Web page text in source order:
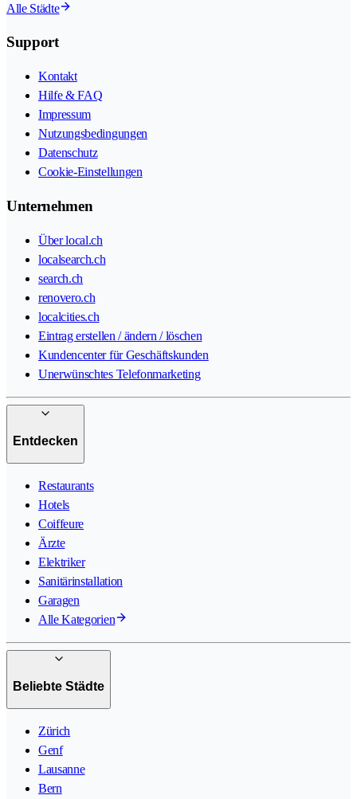
Alle Städte
Support
Kontakt
Hilfe & FAQ
Impressum
Nutzungsbedingungen
Datenschutz
Cookie-Einstellungen
Unternehmen
Über local.ch
localsearch.ch
search.ch
renovero.ch
localcities.ch
Eintrag erstellen / ändern / löschen
Kundencenter für Geschäftskunden
Unerwünschtes Telefonmarketing
Entdecken
Restaurants
Hotels
Coiffeure
Ärzte
Elektriker
Sanitärinstallation
Garagen
Alle Kategorien
Beliebte Städte
Zürich
Genf
Lausanne
Bern